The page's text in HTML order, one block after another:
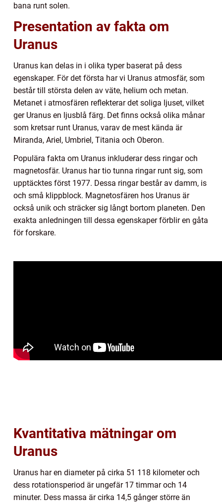
bana runt solen.
Presentation av fakta om
Uranus
Uranus kan delas in i olika typer baserat på dess
egenskaper. För det första har vi Uranus atmosfär, som
består till största delen av väte, helium och metan.
Metanet i atmosfären reflekterar det soliga ljuset, vilket
ger Uranus en ljusblå färg. Det finns också olika månar
som kretsar runt Uranus, varav de mest kända är
Miranda, Ariel, Umbriel, Titania och Oberon.
Populära fakta om Uranus inkluderar dess ringar och
magnetosfär. Uranus har tio tunna ringar runt sig, som
upptäcktes först 1977. Dessa ringar består av damm, is
och små klippblock. Magnetosfären hos Uranus är
också unik och sträcker sig långt bortom planeten. Den
exakta anledningen till dessa egenskaper förblir en gåta
för forskare.
Kvantitativa mätningar om
Uranus
Uranus har en diameter på cirka 51 118 kilometer och
dess rotationsperiod är ungefär 17 timmar och 14
minuter. Dess massa är cirka 14,5 gånger större än